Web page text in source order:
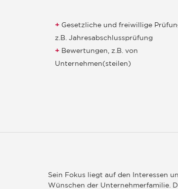
Gesetzliche und freiwillige
z.B. Jahresabschlussprüfung
Bewertungen, z.B. von
Unternehmen(steilen)
Sein Fokus liegt auf den Interessen
Wünschen der Unternehmerfamilie.